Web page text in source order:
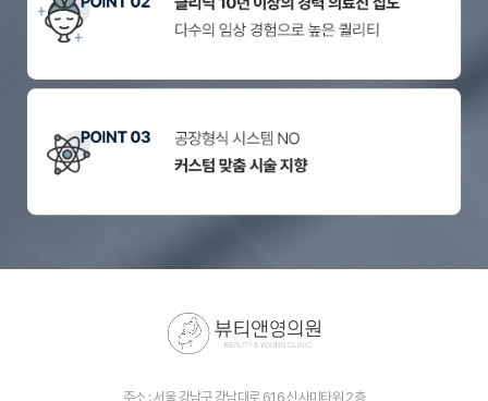
주소 : 서울 강남구 강남대로 616 신사미타워 2층